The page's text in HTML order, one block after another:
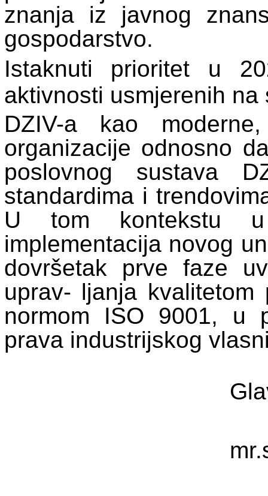
znanja iz javnog
gospodarstvo.
Istaknuti prioritet u
aktivnosti usmjerenih na
DZIV-a kao
organizacije odnosno
poslovnog sustava
standardima i
U tom kontekstu
implementacija novog
dovršetak prve faze
uprav- ljanja
normom ISO 9001, u
prava industrijskog